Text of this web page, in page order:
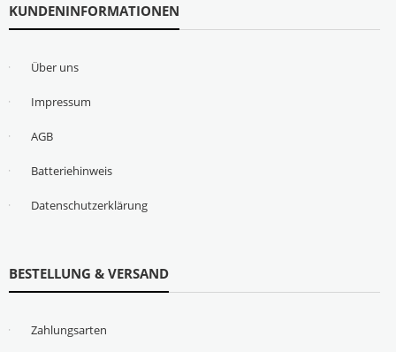
KUNDENINFORMATIONEN
Über uns
Impressum
AGB
Batteriehinweis
Datenschutzerklärung
BESTELLUNG & VERSAND
Zahlungsarten